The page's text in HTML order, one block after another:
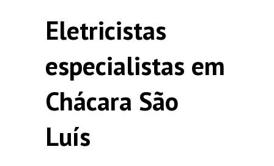
Eletricistas
especialistas em
Chácara São
Luís